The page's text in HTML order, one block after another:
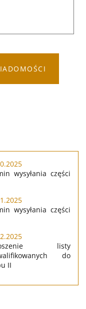
wysyłania części
wysyłania części
listy
do
II